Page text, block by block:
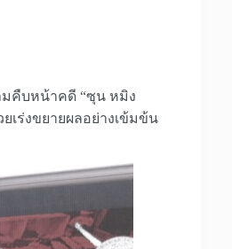
มคืบหน้าคดี “ซุน หมิง
เร่งขยายผลอย่างเข้มข้น